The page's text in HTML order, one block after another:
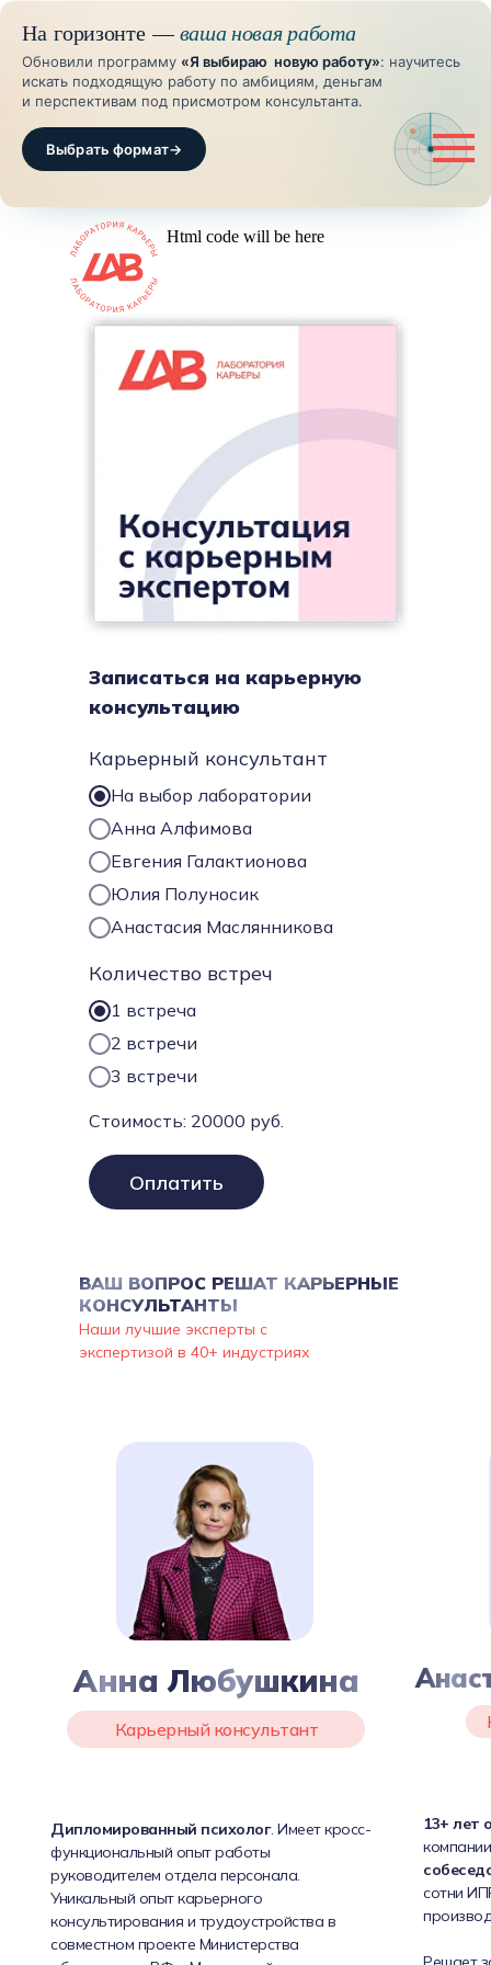
На горизонте —ваша новая работа
Обновили программу «Я выбираю новую работу»: научитесь
искать подходящую работу по амбициям, деньгам
и перспективам под присмотром консультанта.
Выбрать формат→
Html code will be here
Карьерный консультант
На выбор лаборатории
Анна Алфимова
Евгения Галактионова
Юлия Полуносик
Анастасия Маслянникова
Количество встреч
1 встреча
2 встречи
3 встречи
Стоимость: 20000 руб.
Оплатить
Записаться на карьерную
консультацию
ВАШ ВОПРОС РЕШАТ КАРЬЕРНЫЕ
КОНСУЛЬТАНТЫ
Наши лучшие эксперты с
экспертизой в 40+ индустриях
13+ лет
сотни
Дипломированный психолог. Имеет кросс-
функциональный опыт работы
руководителем отдела персонала.
Уникальный опыт карьерного
консультирования и трудоустройства в
совместном проекте Министерства
Карьерный консультант
Анна Любушкина